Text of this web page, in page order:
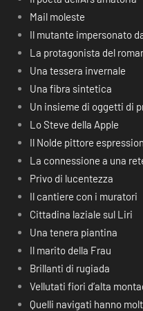
Mail moleste
Il mutante impersonato
La protagonista del
Una tessera invernale
Una fibra sintetica
Un insieme di oggetti di
Lo Steve della Apple
Il Nolde pittore
La connessione a una
Privo di lucentezza
Il cantiere con i muratori
Cittadina laziale sul Liri
Una tenera piantina
Il marito della Frau
Brillanti di rugiada
Vellutati fiori d’alta
Quelli navigati hanno